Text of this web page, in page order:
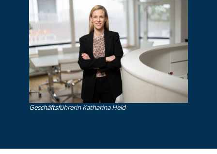
Ge­schäfts­füh­re­rin Katharina Heid